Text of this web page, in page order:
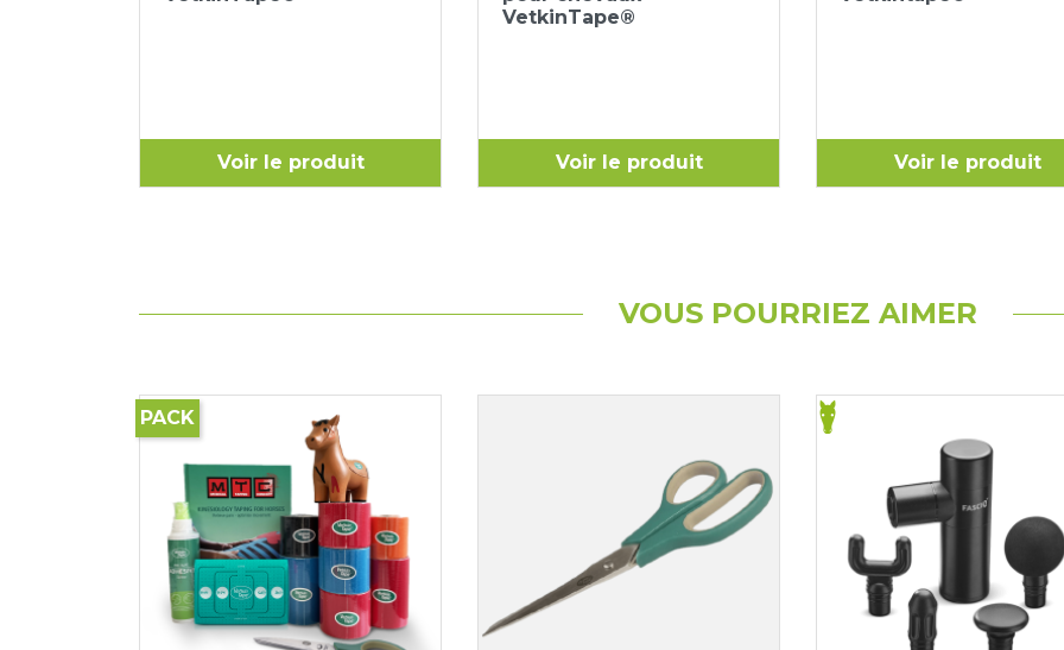
Voir le produit
VetkinTape®
Voir le produit Voir le produit
VOUS POURRIEZ AIMER
PACK